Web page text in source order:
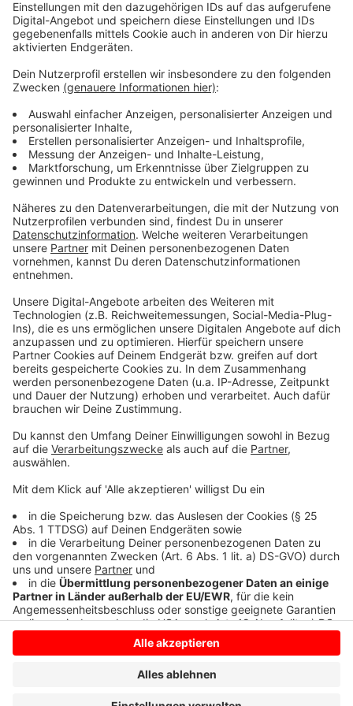
Anzeige
Vorstellen brauchen wir ihn euch nicht. Seit 2003
treibt Jürgen Bangert nun als "Elvis Eifel" seine Späße
am Telefon mit seinen Hörerinnen und Hörern im Radio.
Aber selbst seine 'Opfer' müssen am Ende mit lachen -
wenn auch nicht immer. Und weil ihr nicht genug von
ihm bekommen könnt, ist Elvis nun unter die Podcaster
Verfügung. Hier bekommt Ihr außerdem den
"Directors-Cut" - die Original-Telefonate in längerer
Version. Elvis wird sich mit Kollegen und ehemaligen
"Opfern" über die Telefonate aus den letzten zwei
dabei ergangen ist und wobei er selbst mal ins
Schleudern gekommen ist. Viel Spaß beim Zuhören und
bitte nicht erschrecken, wenn dabei das Telefon
klingelt. Es muss ja nicht unbedingt Elvis Eifel dran
sein.
Anzeige
Anzeige
Anzeige